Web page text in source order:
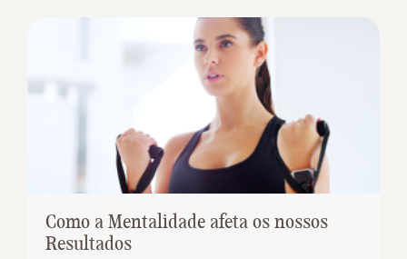
Como a Mentalidade afeta os nossos
Resultados